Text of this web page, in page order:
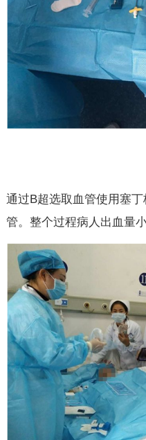
通过B超选取血管使用塞
管。整个过程病人出血量